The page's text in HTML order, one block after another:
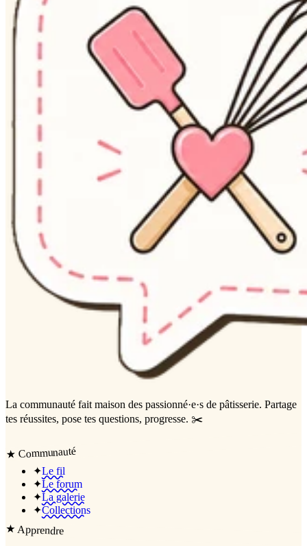
La communauté fait maison des passionné·e·s de pâtisserie. Partage
tes réussites, pose tes questions, progresse. ✂️
★ Communauté
✦Le fil
✦Le forum
✦La galerie
✦Collections
★Apprendre